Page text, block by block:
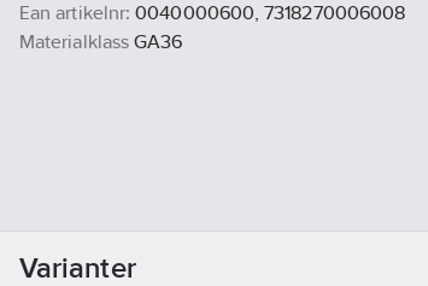
Ean artikelnr: 0040000600, 7318270006008
Materialklass GA36
Varianter